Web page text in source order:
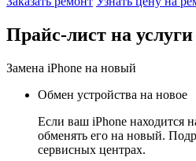
Прайс-лист на услуги
Замена iPhone на новый
Обмен устройства на новое
Если ваш iPhone находится
обменять его на новый.
сервисных центрах.